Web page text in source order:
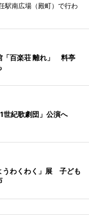
駅南広場（殿町）で行わ
「百楽荘 離れ」 料亭
世紀歌劇団」公演へ
うわくわく」展 子ども